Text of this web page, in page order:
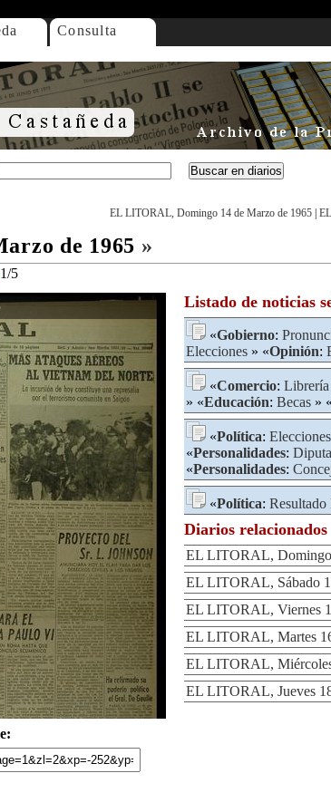
Consulta
EL LITORAL, Domingo 14 de Marzo de 1965
de 1965 »
1/5
Listado de noticias
«Gobierno:
Elecciones » «Opinión:
«Comercio:
» «Educación: Becas » «
«Política: Elecciones
«Personalidades:
«Personalidades:
«Política: Resultado
Diarios relacionados
EL LITORAL, Domingo
EL LITORAL, Sábado
EL LITORAL, Viernes
EL LITORAL, Martes
EL LITORAL,
EL LITORAL, Jueves